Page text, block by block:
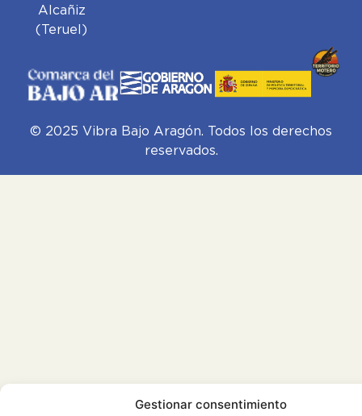
Gestionar consentimiento
Alcañiz
(Teruel)
© 2025 Vibra Bajo Aragón. Todos los derechos
reservados.